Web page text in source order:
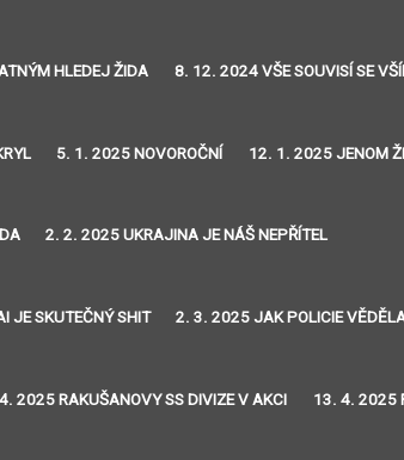
HLEDEJ ŽIDA 8. 12. 2024 VŠE SOUVISÍ SE
5. 1. 2025 NOVOROČNÍ 12. 1. 2025 JENOM
2. 2. 2025 UKRAJINA JE NÁŠ NEPŘÍTEL
JE SKUTEČNÝ SHIT 2. 3. 2025 JAK POLICIE
2025 RAKUŠANOVY SS DIVIZE V AKCI 13. 4. 2025